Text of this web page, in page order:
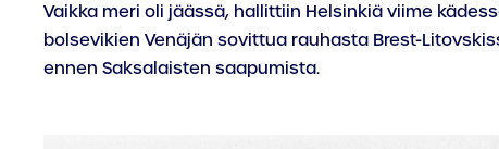
Vaikka meri oli jäässä, hallittiin Helsinkiä viime
bolsevikien Venäjän sovittua rauhasta Brest-
ennen Saksalaisten saapumista.